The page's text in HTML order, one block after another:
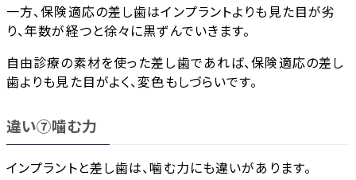
一方、保険適応の差し歯はインプラントよりも見た目が劣
り、年数が経つと徐々に黒ずんでいきます。
自由診療の素材を使った差し歯であれば、保険適応の差し
歯よりも見た目がよく、変色もしづらいです。
違い⑦噛む力
インプラントと差し歯は、噛む力にも違いがあります。